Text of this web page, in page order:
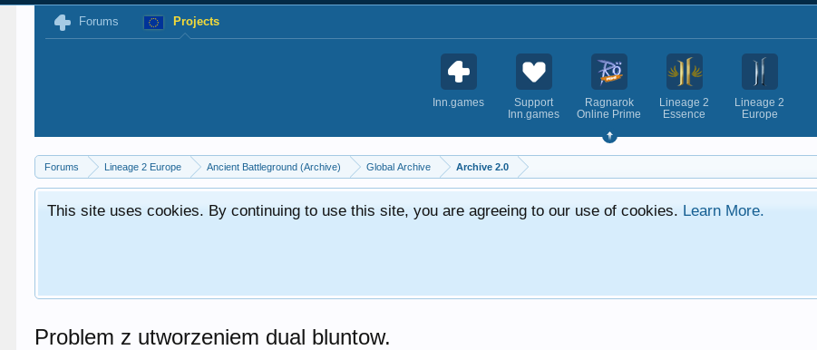
Forums Projects
Inn.games
Support
Inn.games
Ragnarok
Online Prime
Lineage 2
Essence
Lineage 2
Europe
Forums Lineage 2 Europe Ancient Battleground (Archive) Global Archive Archive 2.0
This site uses cookies. By continuing to use this site, you are agreeing to our use of cookies. Learn More.
Problem z utworzeniem dual bluntow.